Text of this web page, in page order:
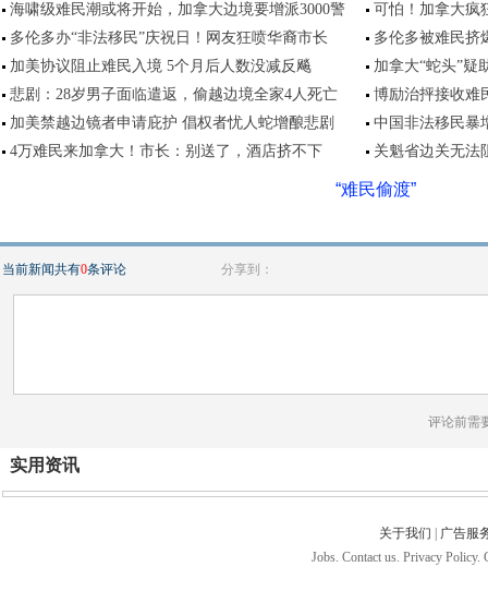
海啸级难民潮或将开始，加拿大边境要增派3000警
可怕！加拿大疯
多伦多办“非法移民”庆祝日！网友狂喷华裔市长
多伦多被难民挤
加美协议阻止难民入境 5个月后人数没减反飚
加拿大“蛇头”疑
悲剧：28岁男子面临遣返，偷越边境全家4人死亡
博励治抨接收难
加美禁越边镜者申请庇护 倡权者忧人蛇增酿悲剧
中国非法移民暴
4万难民来加拿大！市长：别送了，酒店挤不下
关魁省边关无法
“难民偷渡”
当前新闻共有0条评论 分享到：
评论前需
实用资讯
关于我们
广告服
Jobs. Contact us. Privacy